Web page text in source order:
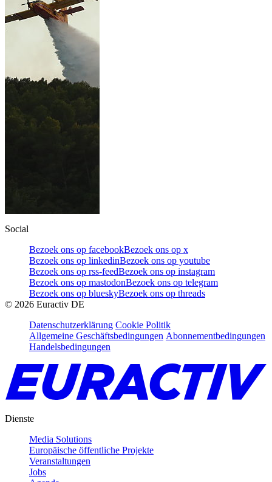
Social
Bezoek ons op facebookBezoek ons op x
Bezoek ons op linkedinBezoek ons op youtube
Bezoek ons op rss-feedBezoek ons op instagram
Bezoek ons op mastodonBezoek ons op telegram
Bezoek ons op blueskyBezoek ons op threads
© 2026 Euractiv DE
Datenschutzerklärung Cookie Politik
Allgemeine Geschäftsbedingungen Abonnementbedingungen
Handelsbedingungen
Dienste
Media Solutions
Europäische öffentliche Projekte
Veranstaltungen
Jobs